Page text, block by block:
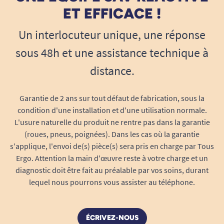
Installation rapide : zéro démontage
complexe, pas de risque d’erreur de
montage.
exclusivement avec les modèles Taima
compatibilité avant l’achat).
Assure une parfaite adhérence grâce à un
revêtement haute durabilité.
Aide à la mobilité : la liberté retrouvée,
même en terrain difficile
Offrez-vous, ou à votre proche, la possibilité de
continuer les promenades, les courses et tous
cette roue de rechange robuste. Qu’il s’agisse
ET EFFICACE !
Un interlocuteur unique, une réponse
sous 48h et une assistance technique à
distance.
Garantie de 2 ans sur tout défaut de fabrication, sous la
condition d'une installation et d'une utilisation normale.
L'usure naturelle du produit ne rentre pas dans la garantie
(roues, pneus, poignées). Dans les cas où la garantie
s'applique, l'envoi de(s) pièce(s) sera pris en charge par Tous
Ergo. Attention la main d'œuvre reste à votre charge et un
diagnostic doit être fait au préalable par vos soins, durant
lequel nous pourrons vous assister au téléphone.
ÉCRIVEZ-NOUS